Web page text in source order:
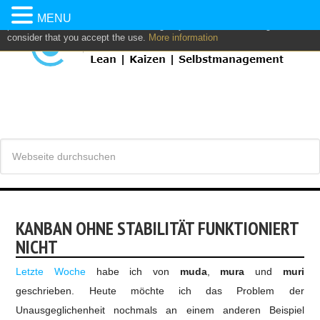
This website uses own and/or third parties cookies to: analyze,
personalize content and/or advertising. If you continue browsing, we
consider that you accept the use. More information
KANBAN OHNE STABILITÄT FUNKTIONIERT
NICHT
Letzte Woche habe ich von muda, mura und muri
geschrieben. Heute möchte ich das Problem der
Unausgeglichenheit nochmals an einem anderen Beispiel
MENU